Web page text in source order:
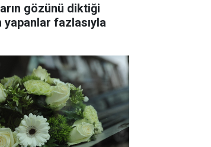
gözünü diktiği
yapanlar fazlasıyla